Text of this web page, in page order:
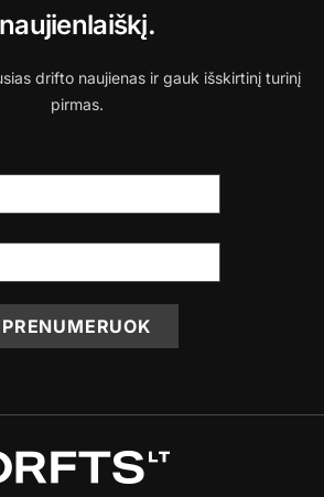
naujienlaiškį.
drifto naujienas ir gauk išskirtinį turinį
pirmas.
PRENUMERUOK